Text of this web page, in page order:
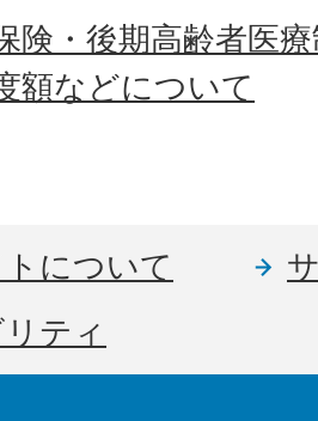
険・後期高齢者医
額などについて
について
ティ